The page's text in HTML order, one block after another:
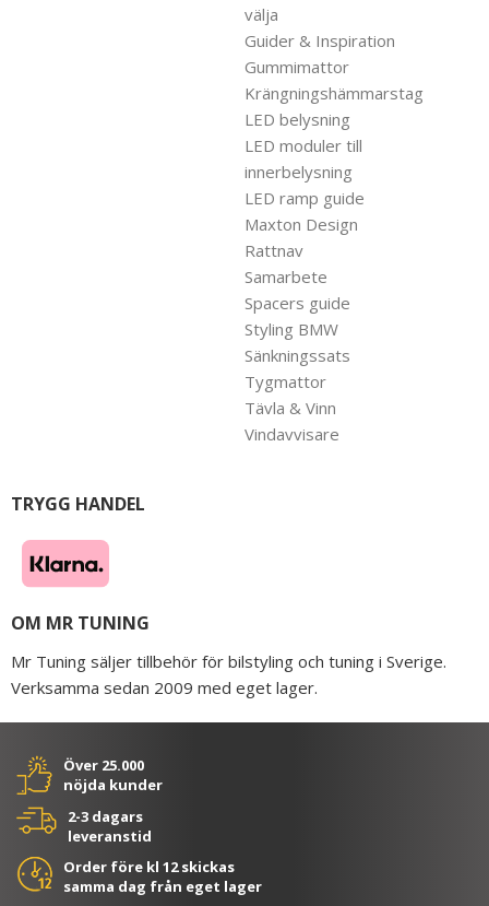
välja
Guider & Inspiration
Gummimattor
Krängningshämmarstag
LED belysning
LED moduler till
innerbelysning
LED ramp guide
Maxton Design
Rattnav
Samarbete
Spacers guide
Styling BMW
Sänkningssats
Tygmattor
Tävla & Vinn
Vindavvisare
TRYGG HANDEL
OM MR TUNING
Mr Tuning säljer tillbehör för bilstyling och tuning i Sverige.
Verksamma sedan 2009 med eget lager.
Över 25.000
nöjda kunder
2-3 dagars
leveranstid
Order före kl 12 skickas
samma dag från eget lager